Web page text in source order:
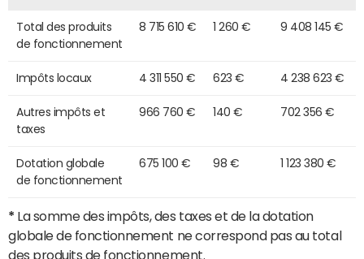
Total des produits
de fonctionnement
8 715 610 € 1 260 € 9 408 145 €
Impôts locaux 4 311 550 € 623 € 4 238 623 €
Autres impôts et
taxes
966 760 € 140 € 702 356 €
Dotation globale
de fonctionnement
675 100 € 98 € 1 123 380 €
* La somme des impôts, des taxes et de la dotation
globale de fonctionnement ne correspond pas au total
des produits de fonctionnement.